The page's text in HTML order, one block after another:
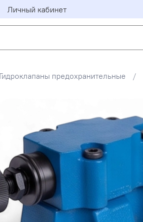
Личный кабинет
Гидроклапаны предохранительные